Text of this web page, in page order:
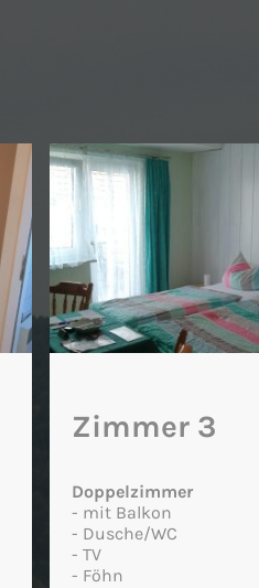
Zimmer 3
Doppelzimmer
- mit Balkon
- Dusche/WC
- TV
- Föhn